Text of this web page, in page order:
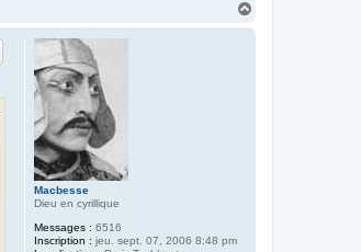
Macbesse
Dieu en cyrillique
Messages : 6516
Inscription : jeu. sept. 07, 2006 8:48 pm